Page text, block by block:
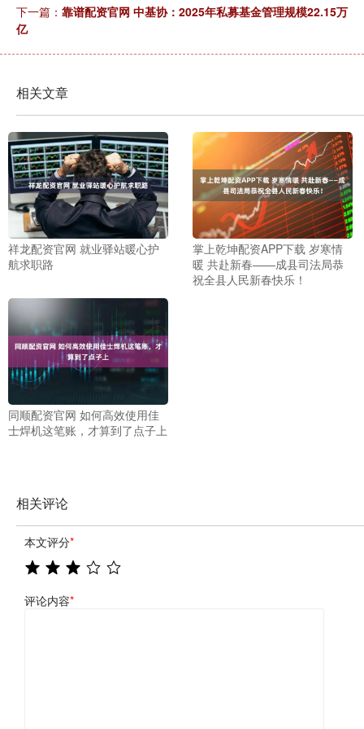
下一篇： 靠谱配资官网 中基协：2025年私募基金管理规模22.15万
亿
相关文章
祥龙配资官网 就业驿站暖心护
航求职路
掌上乾坤配资APP下载 岁寒情
暖 共赴新春——成县司法局恭
祝全县人民新春快乐！
同顺配资官网 如何高效使用佳
士焊机这笔账，才算到了点子上
相关评论
本文评分*
评论内容*